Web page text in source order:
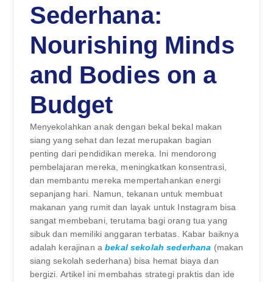
Sederhana:
Nourishing Minds
and Bodies on a
Budget
Menyekolahkan anak dengan bekal bekal makan
siang yang sehat dan lezat merupakan bagian
penting dari pendidikan mereka. Ini mendorong
pembelajaran mereka, meningkatkan konsentrasi,
dan membantu mereka mempertahankan energi
sepanjang hari. Namun, tekanan untuk membuat
makanan yang rumit dan layak untuk Instagram bisa
sangat membebani, terutama bagi orang tua yang
sibuk dan memiliki anggaran terbatas. Kabar baiknya
adalah kerajinan abekal sekolah sederhana (makan
siang sekolah sederhana) bisa hemat biaya dan
bergizi. Artikel ini membahas strategi praktis dan ide